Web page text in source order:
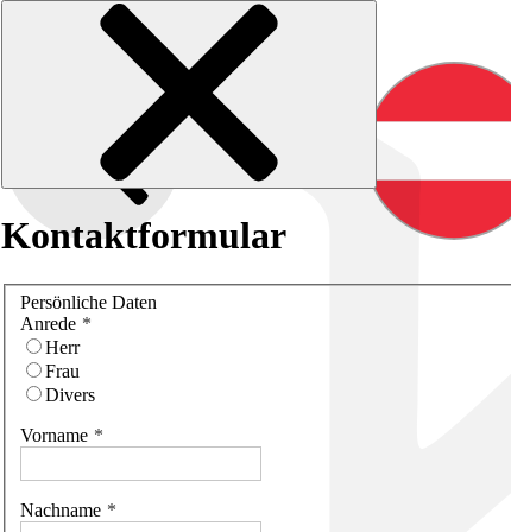
Kontaktformular
Persönliche Daten
Anrede
Herr
Frau
Divers
Vorname
Nachname